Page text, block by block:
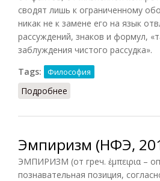
сводят лишь к ограниченному
никак не к замене его на язык
рассуждений, знаков и формул,
заблуждения чистого рассудка».
Tags:
Философия
Подробнее
Эмпиризм (НФЭ,
ЭМПИРИЗМ (от греч. ἐμπειρια –
познавательная позиция,